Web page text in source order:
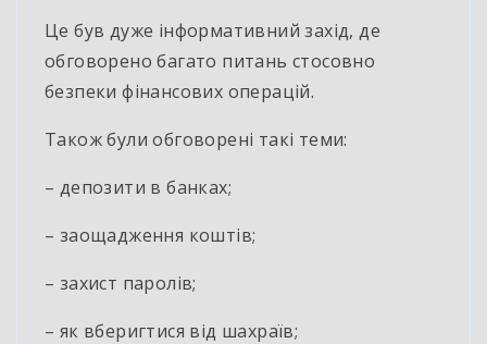
Це був дуже інформативний захід, де
обговорено багато питань стосовно
безпеки фінансових операцій.
Також були обговорені такі теми:
– депозити в банках;
– заощадження коштів;
– захист паролів;
– як вберигтися від шахраїв;